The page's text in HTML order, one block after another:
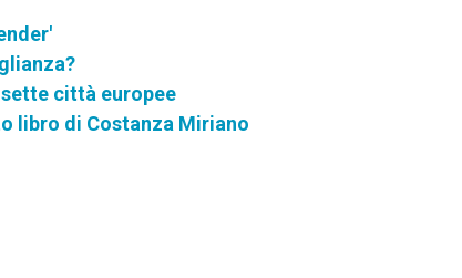
città europee
libro di Costanza Miriano